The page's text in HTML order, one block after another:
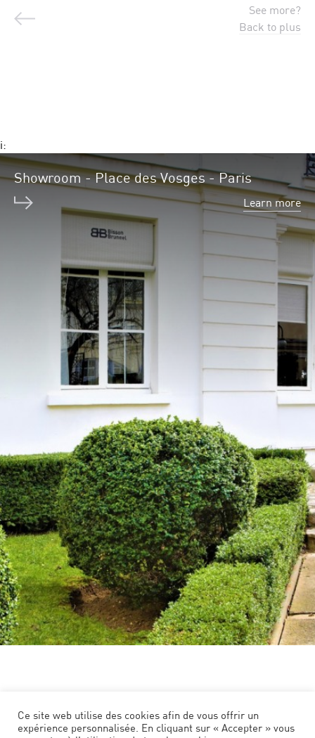
See more?
Back to plus
i:
Showroom - Place des Vosges - Paris
Learn more
Ce site web utilise des cookies afin de vous offrir un
expérience personnalisée. En cliquant sur « Accepter » vous